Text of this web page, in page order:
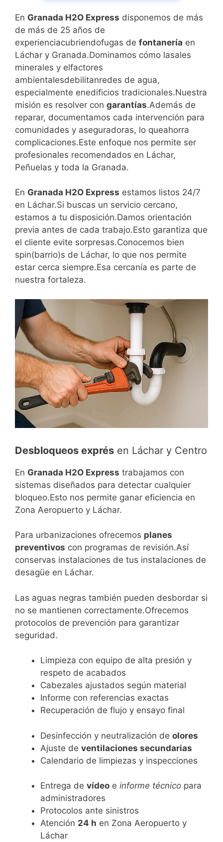
En Granada H2O Express disponemos de más
de más de 25 años de
experienciacubriendofugas de fontanería en
Láchar y Granada.Dominamos cómo lasales
minerales y elfactores
ambientalesdebilitanredes de agua,
especialmente enedificios tradicionales.Nuestra
misión es resolver con garantías.Además de
reparar, documentamos cada intervención para
comunidades y aseguradoras, lo queahorra
complicaciones.Este enfoque nos permite ser
profesionales recomendados en Láchar,
Peñuelas y toda la Granada.
En Granada H2O Express estamos listos 24/7
en Láchar.Si buscas un servicio cercano,
estamos a tu disposición.Damos orientación
previa antes de cada trabajo.Esto garantiza que
el cliente evite sorpresas.Conocemos bien
spin(barrio)s de Láchar, lo que nos permite
estar cerca siempre.Esa cercanía es parte de
nuestra fortaleza.
Desbloqueos exprés en Láchar y Centro
En Granada H2O Express trabajamos con
sistemas diseñados para detectar cualquier
bloqueo.Esto nos permite ganar eficiencia en
Zona Aeropuerto y Láchar.
Para urbanizaciones ofrecemos planes
preventivos con programas de revisión.Así
conservas instalaciones de tus instalaciones de
desagüe en Láchar.
Las aguas negras también pueden desbordar si
no se mantienen correctamente.Ofrecemos
protocolos de prevención para garantizar
seguridad.
Limpieza con equipo de alta presión y
respeto de acabados
Cabezales ajustados según material
Informe con referencias exactas
Recuperación de flujo y ensayo final
Desinfección y neutralización de olores
Ajuste de ventilaciones secundarias
Calendario de limpiezas y inspecciones
Entrega de vídeo e informe técnico para
administradores
Protocolos ante sinistros
Atención 24 h en Zona Aeropuerto y
Láchar